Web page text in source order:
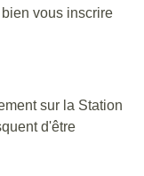
vous inscrire
sur la Station
d'être